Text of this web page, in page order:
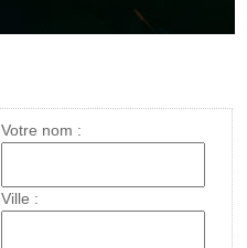
Votre nom :
Ville :